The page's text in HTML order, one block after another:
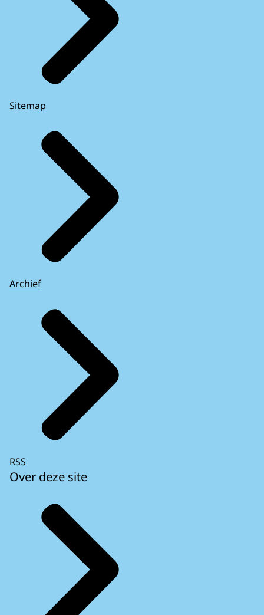
Sitemap
Archief
RSS
Over deze site